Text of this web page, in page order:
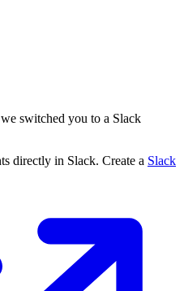
switched you to a Slack
directly in Slack. Create a Slack